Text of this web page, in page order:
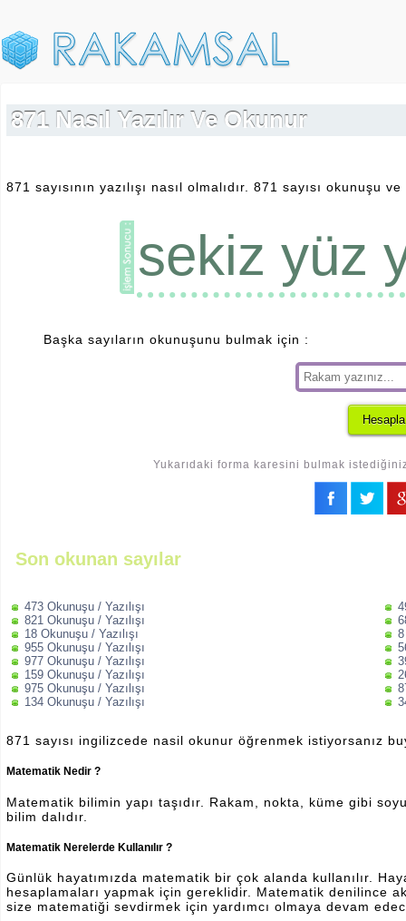
871 Nasıl Yazılır Ve Okunur
871 sayısının yazılışı nasıl olmalıdır. 871 sayısı okunuşu
sekiz yüz
Başka sayıların okunuşunu bulmak için :
Yukarıdaki forma karesini bulmak
Son okunan sayılar
473 Okunuşu / Yazılışı
821 Okunuşu / Yazılışı
18 Okunuşu / Yazılışı
955 Okunuşu / Yazılışı
977 Okunuşu / Yazılışı
159 Okunuşu / Yazılışı
975 Okunuşu / Yazılışı
134 Okunuşu / Yazılışı
8
871 sayısı ingilizcede nasil okunur öğrenmek istiyorsanız
Matematik Nedir ?
Matematik bilimin yapı taşıdır. Rakam, nokta, küme gibi
bilim dalıdır.
Matematik Nerelerde Kullanılır ?
Günlük hayatımızda matematik bir çok alanda kullanılır.
hesaplamaları yapmak için gereklidir. Matematik denilince
size matematiği sevdirmek için yardımcı olmaya devam